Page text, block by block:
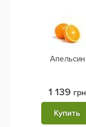
Апельсин
1 139 грн
Купить